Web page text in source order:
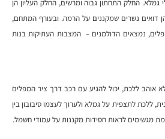
החלק התחתון גבוה ומרשים, החלק העליון הן
דואים נשרים שמקננים על הרמה. ובעורף המתחם,
נמצאים הדולמנים – המצבות העתיקות בנות
אוהב ללכת, יכול להגיע עם רכב דרך ציר המפלים
ללכת לתצפית על גמלא ולערוך לעצמו סיבובון בין
מגשימים לראות חסידות מקננות על עמודי חשמל.